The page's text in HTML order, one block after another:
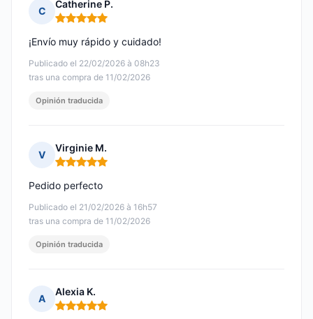
C
Catherine P.
Nota: 5 de 5
Publicado el 22/02/2026 à 08h23
tras una compra de 11/02/2026
¡Envío muy rápido y cuidado!
Opinión traducida
V
Virginie M.
Nota: 5 de 5
Publicado el 21/02/2026 à 16h57
tras una compra de 11/02/2026
Pedido perfecto
Opinión traducida
A
Alexia K.
Nota: 5 de 5